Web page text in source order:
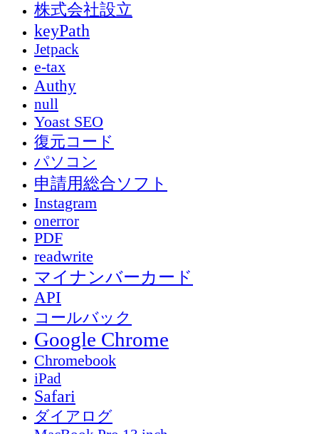
株式会社設立
keyPath
Jetpack
e-tax
Authy
null
Yoast SEO
復元コード
パソコン
申請用総合ソフト
Instagram
onerror
PDF
readwrite
マイナンバーカード
API
コールバック
Google Chrome
Chromebook
iPad
Safari
ダイアログ